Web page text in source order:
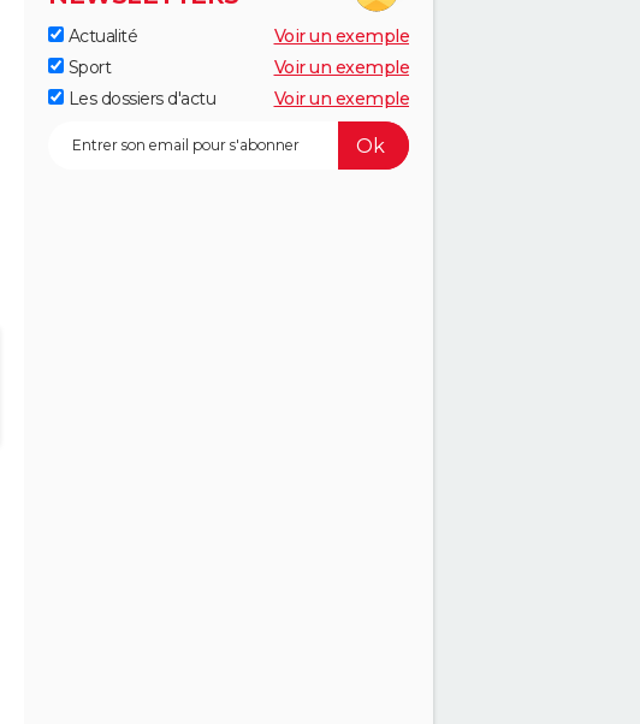
Actualité
Voir un exemple
Sport
Voir un exemple
Les dossiers d'actu
Voir un exemple